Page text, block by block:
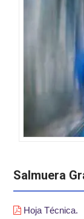
Salmuera
Hoja Técnica.